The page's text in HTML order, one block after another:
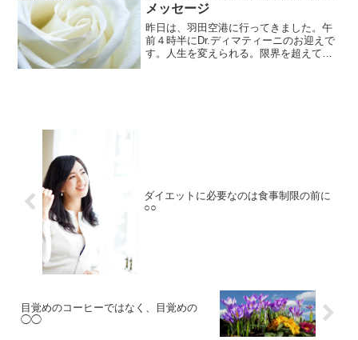
メッセージ
昨日は、羽田空港に行ってきました。午
前４時半にDr.ディマティーニのお迎えで
す。人生を変えられる。限界を超えて、
ダイエットに必要なのは食事制限の前に
○○
目覚めのコーヒーではなく、目覚めの
◯◯